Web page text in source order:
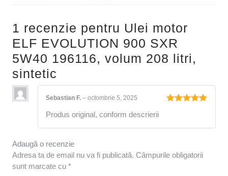
1 recenzie pentru Ulei motor
ELF EVOLUTION 900 SXR
5W40 196116, volum 208 litri,
sintetic
Sebastian F. – octombrie 5, 2025
Produs original, conform descrierii
Adaugă o recenzie
Adresa ta de email nu va fi publicată. Câmpurile obligatorii
sunt marcate cu *